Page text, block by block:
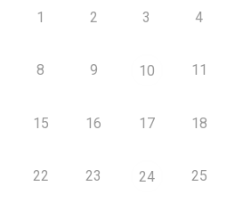
1 2 3 4
8 9 10 11
15 16 17 18
22 23 24 25